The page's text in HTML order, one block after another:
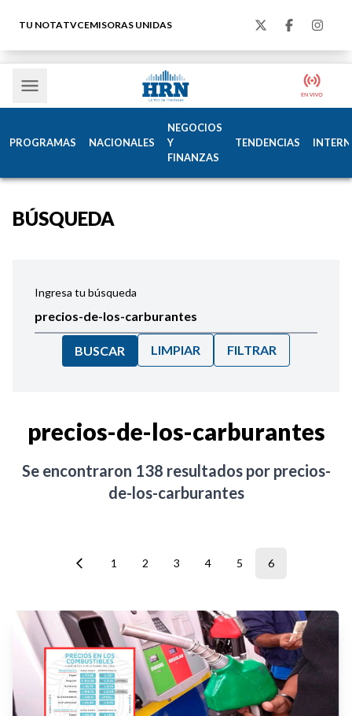
TU NOTATVCEMISORAS UNIDAS
PROGRAMAS NACIONALES
NEGOCIOS
Y
FINANZAS
TENDENCIAS
BÚSQUEDA
Ingresa tu búsqueda
BUSCAR LIMPIAR FILTRAR
precios-de-los-carburantes
Se encontraron 138 resultados por precios-
de-los-carburantes
1 2 3 4 5 6